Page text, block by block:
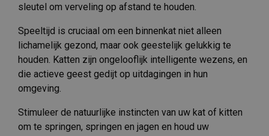
sleutel om verveling op afstand te houden.
Speeltijd is cruciaal om een ​​binnenkat niet alleen
lichamelijk gezond, maar ook geestelijk gelukkig te
houden. Katten zijn ongelooflijk intelligente wezens, en
die actieve geest gedijt op uitdagingen in hun
omgeving.
Stimuleer de natuurlijke instincten van uw kat of kitten
om te springen, springen en jagen en houd uw